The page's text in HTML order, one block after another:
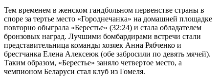
Тем временем в женском гандбольном первенстве страны в
споре за тертье место «Городнечанка» на домашней площадке
повторно обыграла «Берестье» (32:24) и стала обладателем
бронзовых наград. Лучшими бомбардирами встречи стали
представительница команды хозяек Анна Рябченко и
брестчанка Елена Алексеюк (обе забросили по девять мячей).
Таким образом, «Берестье» заняло четвертое место, а
чемпионом Беларуси стал клуб из Гомеля.